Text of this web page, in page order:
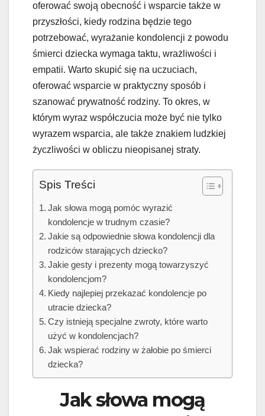
oferować swoją obecność i wsparcie także w
przyszłości, kiedy rodzina będzie tego
potrzebować, wyrażanie kondolencji z powodu
śmierci dziecka wymaga taktu, wrażliwości i
empatii. Warto skupić się na uczuciach,
oferować wsparcie w praktyczny sposób i
szanować prywatność rodziny. To okres, w
którym wyraz współczucia może być nie tylko
wyrazem wsparcia, ale także znakiem ludzkiej
życzliwości w obliczu nieopisanej straty.
Spis Treści
Jak słowa mogą pomóc wyrazić
kondolencje w trudnym czasie?
Jakie są odpowiednie słowa kondolencji dla
rodziców starających dziecko?
Jakie gesty i prezenty mogą towarzyszyć
kondolencjom?
Kiedy najlepiej przekazać kondolencje po
utracie dziecka?
Czy istnieją specjalne zwroty, które warto
użyć w kondolencjach?
Jak wspierać rodziny w żałobie po śmierci
dziecka?
Jak słowa mogą